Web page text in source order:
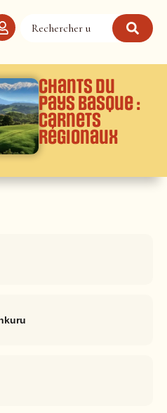
Chants du
Pays Basque :
carnets
régionaux